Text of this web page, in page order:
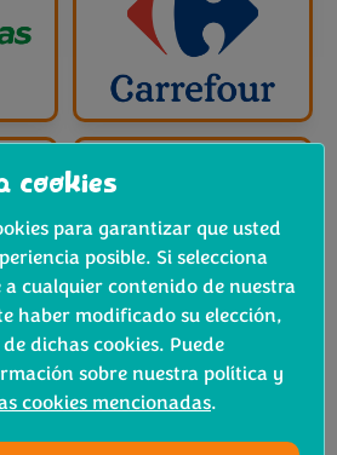
cookies
para garantizar que usted
posible. Si selecciona
a cualquier contenido de nuestra
haber modificado su elección,
dichas cookies. Puede
sobre nuestra política y
cookies mencionadas.